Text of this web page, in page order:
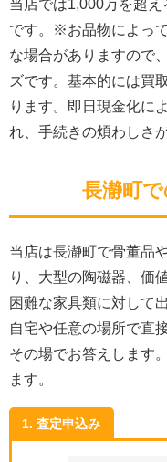
当店では1,000万を超
です。※お品物によっ
な場合がありますので
ズです。基本的には買
ります。即日現金化に
れ、手続きの煩わしさ
長瀞町
当店は長瀞町で骨董品
り、大型の陶磁器、価
困難な家具類に対して
自宅や任意の場所で直
その場でお答えします
ます。
1. 査定申込み